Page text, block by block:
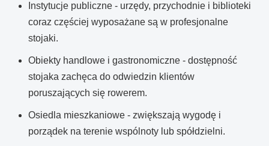
Instytucje publiczne - urzędy, przychodnie i biblioteki
coraz częściej wyposażane są w profesjonalne
stojaki.
Obiekty handlowe i gastronomiczne - dostępność
stojaka zachęca do odwiedzin klientów
poruszających się rowerem.
Osiedla mieszkaniowe - zwiększają wygodę i
porządek na terenie wspólnoty lub spółdzielni.